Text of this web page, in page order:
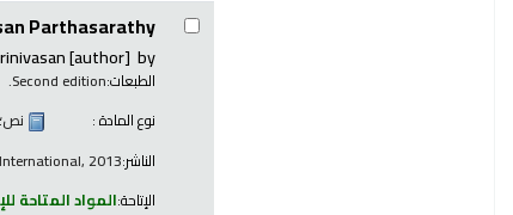
Parthasarathy.
by
[author]
الطبعات:Second edition.
نوع المادة :
نص
الناشر:2013
الإتاحة:المواد المتاحة